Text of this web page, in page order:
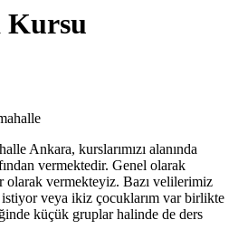
Kursu
Ankara, kurslarımızı alanında
vermektedir. Genel olarak
olarak vermekteyiz. Bazı velilerimiz
istiyor veya ikiz çocuklarım var birlikte
küçük gruplar halinde de ders